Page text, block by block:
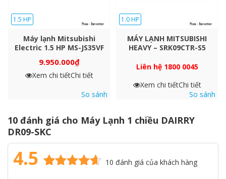
1.5 HP
Máy lạnh Mitsubishi
Electric 1.5 HP MS-JS35VF
9.950.000₫
Xem chi tiếtChi tiết
So sánh
1.0 HP
MÁY LẠNH MITSUBISHI
HEAVY – SRK09CTR-S5
Liên hệ 1800 0045
Xem chi tiếtChi tiết
So sánh
10 đánh giá cho Máy Lạnh 1 chiều DAIRRY
DR09-SKC
4.5 10 đánh giá của khách hàng